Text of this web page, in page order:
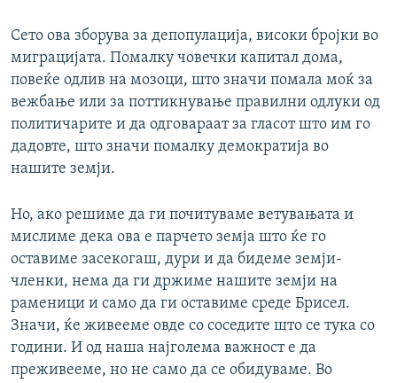
Сето ова зборува за депопулација, високи бројки во
миграцијата. Помалку човечки капитал дома,
повеќе одлив на мозоци, што значи помала моќ за
вежбање или за поттикнување правилни одлуки од
политичарите и да одговараат за гласот што им го
дадовте, што значи помалку демократија во
нашите земји.
Но, ако решиме да ги почитуваме ветувањата и
мислиме дека ова е парчето земја што ќе го
оставиме засекогаш, дури и да бидеме земји-
членки, нема да ги држиме нашите земји на
раменици и само да ги оставиме среде Брисел.
Значи, ќе живееме овде со соседите што се тука со
години. И од наша најголема важност е да
преживееме, но не само да се обидуваме. Во